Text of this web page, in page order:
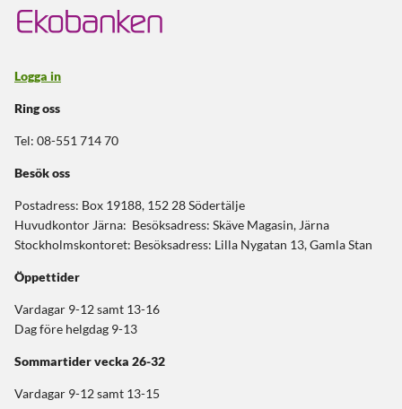
Logga in
Ring oss
Tel: 08-551 714 70
Besök oss
Postadress: Box 19188, 152 28 Södertälje
Huvudkontor Järna: Besöksadress: Skäve Magasin, Järna
Stockholmskontoret: Besöksadress: Lilla Nygatan 13, Gamla Stan
Öppettider
Vardagar 9-12 samt 13-16
Dag före helgdag 9-13
Sommartidervecka 26-32
Vardagar 9-12 samt 13-15